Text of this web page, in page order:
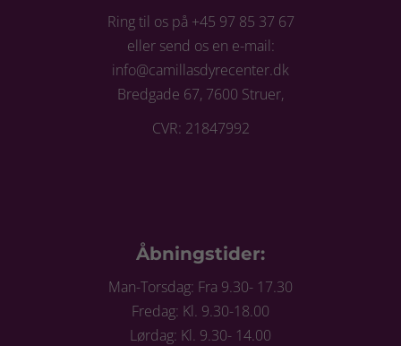
Ring til os på +45 97 85 37 67
eller send os en e-mail:
info@camillasdyrecenter.dk
Bredgade 67, 7600 Struer,
CVR: 21847992
Åbningstider:
Man-Torsdag: Fra 9.30- 17.30
Fredag: Kl. 9.30-18.00
Lørdag: Kl. 9.30- 14.00